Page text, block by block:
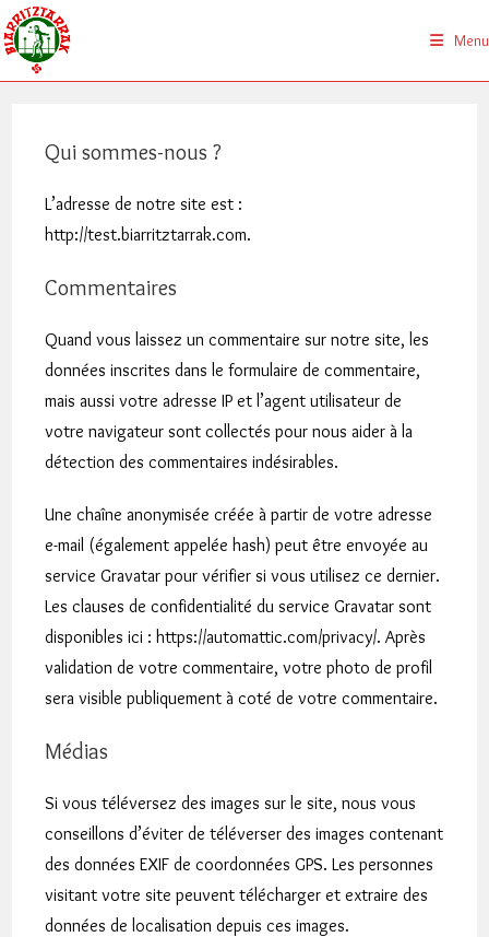
Skip
to
content
Menu
Qui sommes-nous ?
L’adresse de notre site est :
http://test.biarritztarrak.com.
Commentaires
Quand vous laissez un commentaire sur notre site, les
données inscrites dans le formulaire de commentaire,
mais aussi votre adresse IP et l’agent utilisateur de
votre navigateur sont collectés pour nous aider à la
détection des commentaires indésirables.
Une chaîne anonymisée créée à partir de votre adresse
e-mail (également appelée hash) peut être envoyée au
service Gravatar pour vérifier si vous utilisez ce dernier.
Les clauses de confidentialité du service Gravatar sont
disponibles ici : https://automattic.com/privacy/. Après
validation de votre commentaire, votre photo de profil
sera visible publiquement à coté de votre commentaire.
Médias
Si vous téléversez des images sur le site, nous vous
conseillons d’éviter de téléverser des images contenant
des données EXIF de coordonnées GPS. Les personnes
visitant votre site peuvent télécharger et extraire des
données de localisation depuis ces images.